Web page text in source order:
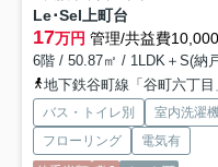
Le･Sel上町台
17万円 管理/共益費
6階 / 50.87㎡ / 1LDK＋S(納
地下鉄谷町線「谷町六丁
バス・トイレ別 室内洗濯
フローリング
電気有